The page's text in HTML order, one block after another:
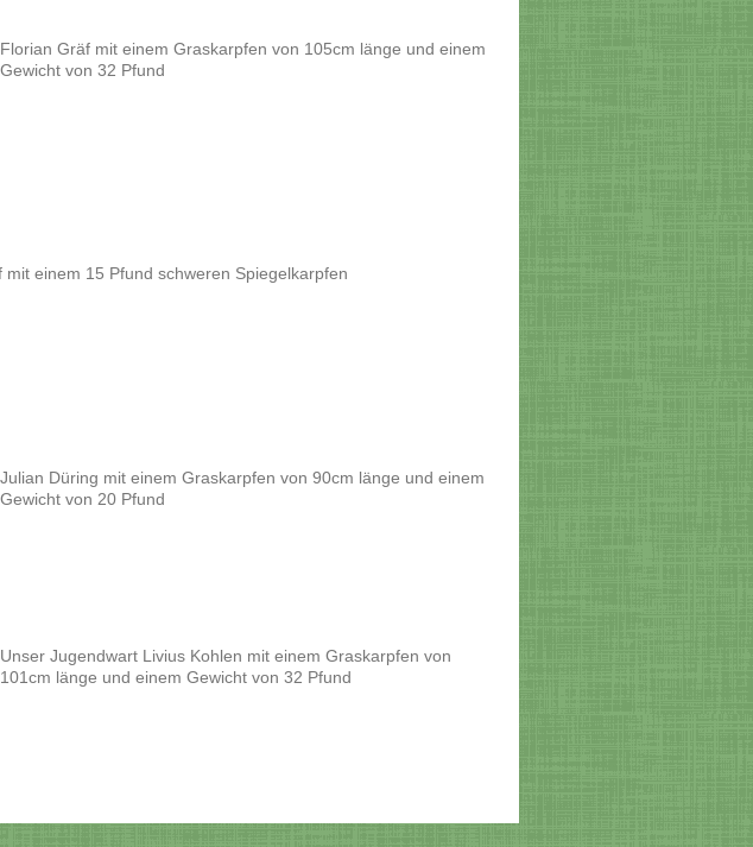
Florian Gräf mit einem Graskarpfen von 105cm länge und einem
Gewicht von 32 Pfund
mit einem 15 Pfund schweren Spiegelkarpfen
Julian Düring mit einem Graskarpfen von 90cm länge und einem
Gewicht von 20 Pfund
Unser Jugendwart Livius Kohlen mit einem Graskarpfen von
101cm länge und einem Gewicht von 32 Pfund